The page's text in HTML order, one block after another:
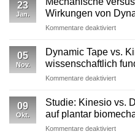
im
–
reine
23
Jan.
Wirkungen von
Kommentare deaktiviertfür
versus
von
05
Nov.
Dynamic Tape vs.
wissenschaftlich
Kommentare deaktiviertfür
Tape
–
09
Okt.
Studie: Kinesio vs.
auf plantar
Kommentare deaktiviertfür